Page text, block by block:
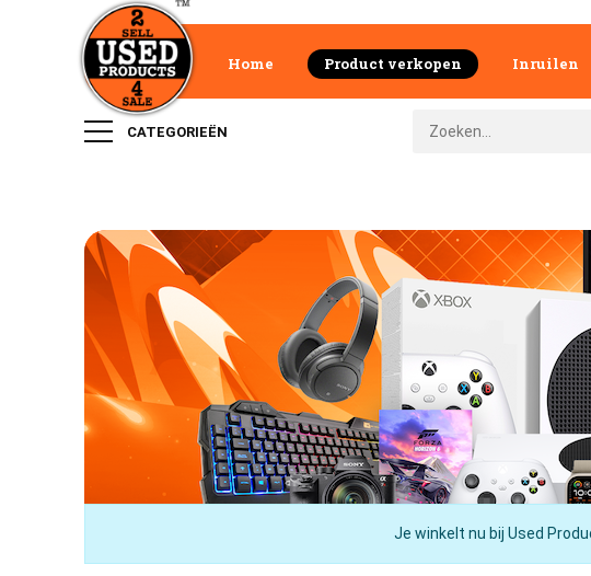
Home Product verkopen Inruilen
CATEGORIEËN
Je winkelt nu bij Used